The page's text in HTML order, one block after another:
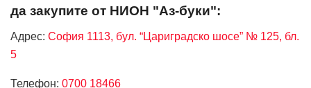
да закупите от НИОН "Аз-буки":
Адрес: София 1113, бул. “Цариградско шосе” № 125, бл.
5
Телефон: 0700 18466